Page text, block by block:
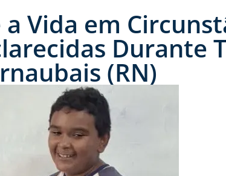
Vida em
Durante
(RN)